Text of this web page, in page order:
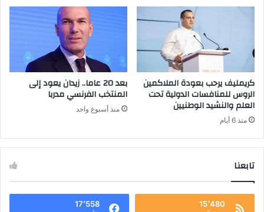
كريمليف يرحب بعودة الملاكمين
الروس للمنافسات الدولية تحت
العلم والنشيد الوطنيين
منذ 6 أيام
بعد 20 عاما.. زيدان يعود إلى
المنتخب الفرنسي مدربا
منذ أسبوع واحد
تابعنا
15٬480 17٬558